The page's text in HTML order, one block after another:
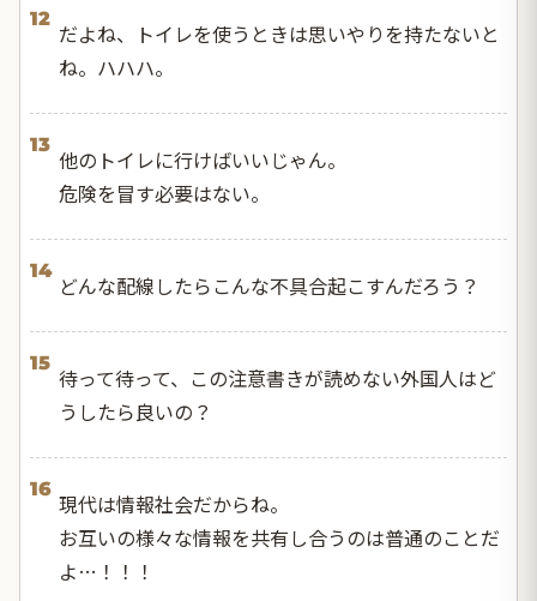
12
だよね、トイレを使うときは思いやりを持たないと
ね。ハハハ。
13
他のトイレに行けばいいじゃん。
危険を冒す必要はない。
14
どんな配線したらこんな不具合起こすんだろう？
15
待って待って、この注意書きが読めない外国人はど
うしたら良いの？
16
現代は情報社会だからね。
お互いの様々な情報を共有し合うのは普通のことだ
よ…！！！